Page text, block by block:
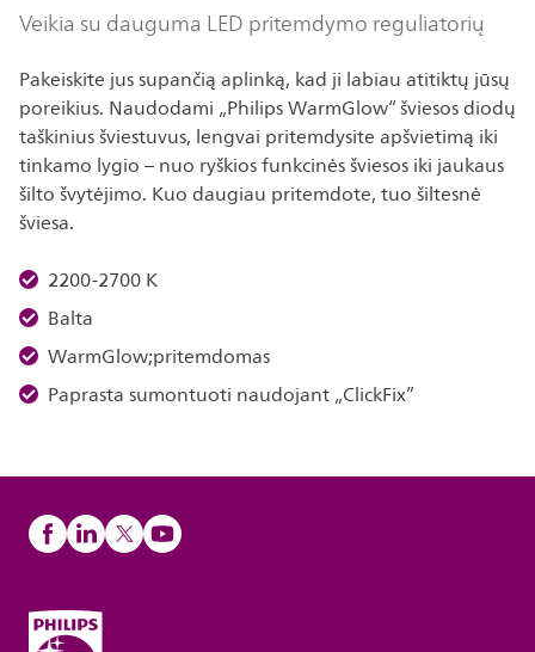
Veikia su dauguma LED pritemdymo reguliatorių
Pakeiskite jus supančią aplinką, kad ji labiau atitiktų jūsų
poreikius. Naudodami „Philips WarmGlow“ šviesos diodų
taškinius šviestuvus, lengvai pritemdysite apšvietimą iki
tinkamo lygio – nuo ryškios funkcinės šviesos iki jaukaus
šilto švytėjimo. Kuo daugiau pritemdote, tuo šiltesnė
šviesa.
2200-2700 K
Balta
WarmGlow;pritemdomas
Paprasta sumontuoti naudojant „ClickFix”